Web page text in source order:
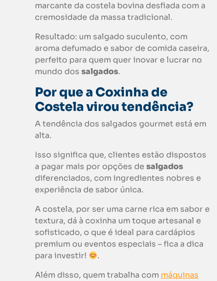
marcante da costela bovina desfiada com a
cremosidade da massa tradicional.
Resultado: um salgado suculento, com
aroma defumado e sabor de comida caseira,
perfeito para quem quer inovar e lucrar no
mundo dos salgados.
Por que a Coxinha de
Costela virou tendência?
A tendência dos salgados gourmet está em
alta.
Isso significa que, clientes estão dispostos
a pagar mais por opções de salgados
diferenciados, com ingredientes nobres e
experiência de sabor única.
A costela, por ser uma carne rica em sabor e
textura, dá à coxinha um toque artesanal e
sofisticado, o que é ideal para cardápios
premium ou eventos especiais – fica a dica
para investir!
.
Além disso, quem trabalha com máquinas